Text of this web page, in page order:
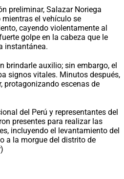
preliminar, Salazar Noriega
el vehículo se
cayendo violentamente al
golpe en la cabeza que le
instantánea.
brindarle auxilio; sin embargo, el
signos vitales. Minutos después,
protagonizando escenas de
del Perú y representantes del
presentes para realizar las
incluyendo el levantamiento del
a la morgue del distrito de